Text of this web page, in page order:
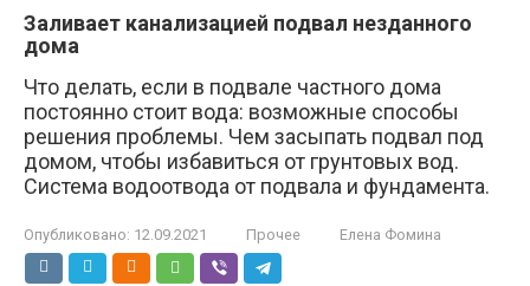
Заливает канализацией подвал незданного
дома
Что делать, если в подвале частного дома
постоянно стоит вода: возможные способы
решения проблемы. Чем засыпать подвал под
домом, чтобы избавиться от грунтовых вод.
Система водоотвода от подвала и фундамента.
Опубликовано: 12.09.2021 Прочее Елена Фомина